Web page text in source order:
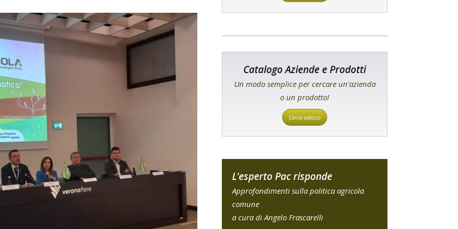
Catalogo Aziende e Prodotti
Un modo semplice per cercare un'azienda
o un prodotto!
Cerca adesso
L'esperto Pac risponde
Approfondimenti sulla politica agricola
comune
a cura di Angelo Frascarelli